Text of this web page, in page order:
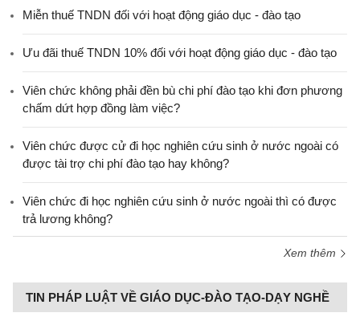
Miễn thuế TNDN đối với hoạt động giáo dục - đào tạo
Ưu đãi thuế TNDN 10% đối với hoạt động giáo dục - đào tạo
Viên chức không phải đền bù chi phí đào tạo khi đơn phương
chấm dứt hợp đồng làm việc?
Viên chức được cử đi học nghiên cứu sinh ở nước ngoài có
được tài trợ chi phí đào tạo hay không?
Viên chức đi học nghiên cứu sinh ở nước ngoài thì có được
trả lương không?
Xem thêm
TIN PHÁP LUẬT VỀ GIÁO DỤC-ĐÀO TẠO-DẠY NGHỀ